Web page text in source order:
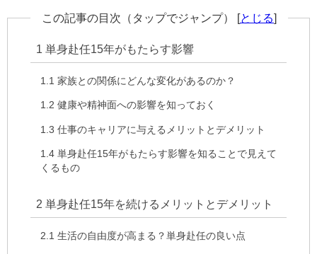
この記事の目次（タップでジャンプ） [とじる]
1 単身赴任15年がもたらす影響
1.1 家族との関係にどんな変化があるのか？
1.2 健康や精神面への影響を知っておく
1.3 仕事のキャリアに与えるメリットとデメリット
1.4 単身赴任15年がもたらす影響を知ることで見えて
くるもの
2 単身赴任15年を続けるメリットとデメリット
2.1 生活の自由度が高まる？単身赴任の良い点